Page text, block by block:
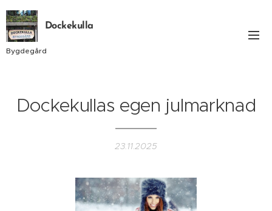
Dockekulla
Bygdegård
Dockekullas egen julmarknad
23.11.2025